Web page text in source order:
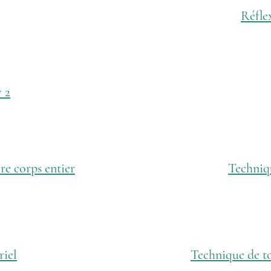
2
corps entier
Technique de